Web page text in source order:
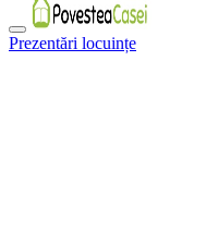
Prezentări locuințe